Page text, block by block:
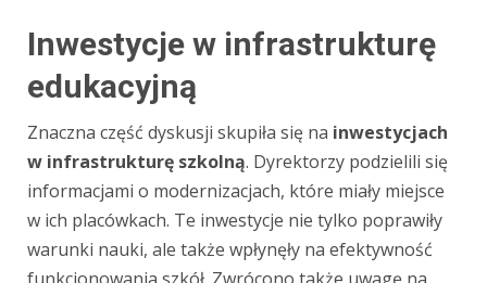
Inwestycje w infrastrukturę
edukacyjną
Znaczna część dyskusji skupiła się na inwestycjach
w infrastrukturę szkolną. Dyrektorzy podzielili się
informacjami o modernizacjach, które miały miejsce
w ich placówkach. Te inwestycje nie tylko poprawiły
warunki nauki, ale także wpłynęły na efektywność